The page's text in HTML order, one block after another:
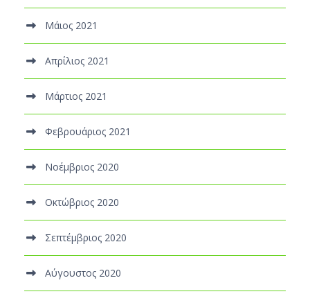
Μάιος 2021
Απρίλιος 2021
Μάρτιος 2021
Φεβρουάριος 2021
Νοέμβριος 2020
Οκτώβριος 2020
Σεπτέμβριος 2020
Αύγουστος 2020